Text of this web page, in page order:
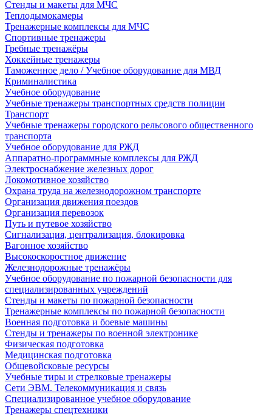
Стенды и макеты для МЧС
Теплодымокамеры
Тренажерные комплексы для МЧС
Спортивные тренажеры
Гребные тренажёры
Хоккейные тренажеры
Таможенное дело / Учебное оборудование для МВД
Криминалистика
Учебное оборудование
Учебные тренажеры транспортных средств полиции
Транспорт
Учебные тренажеры городского рельсового общественного
транспорта
Учебное оборудование для РЖД
Аппаратно-программные комплексы для РЖД
Электроснабжение железных дорог
Локомотивное хозяйство
Охрана труда на железнодорожном транспорте
Организация движения поездов
Организация перевозок
Путь и путевое хозяйство
Сигнализация, централизация, блокировка
Вагонное хозяйство
Высокоскоростное движение
Железнодорожные тренажёры
Учебное оборудование по пожарной безопасности для
специализированных учреждений
Стенды и макеты по пожарной безопасности
Тренажерные комплексы по пожарной безопасности
Военная подготовка и боевые машины
Стенды и тренажеры по военной электронике
Физическая подготовка
Медицинская подготовка
Общевойсковые ресурсы
Учебные тиры и стрелковые тренажеры
Сети ЭВМ. Телекоммуникация и связь
Специализированное учебное оборудование
Тренажеры спецтехники